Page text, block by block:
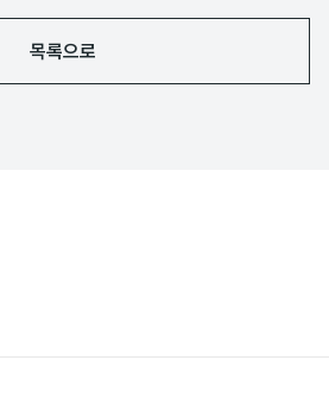
목록으로